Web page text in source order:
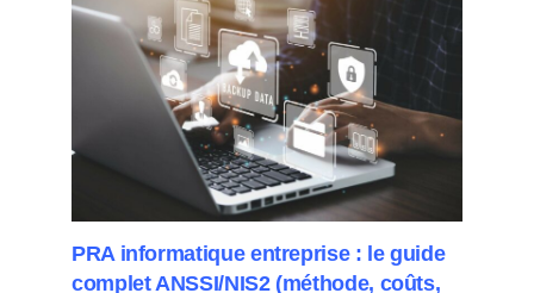
PRA informatique entreprise : le guide
complet ANSSI/NIS2 (méthode, coûts,